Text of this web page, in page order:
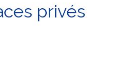
privés